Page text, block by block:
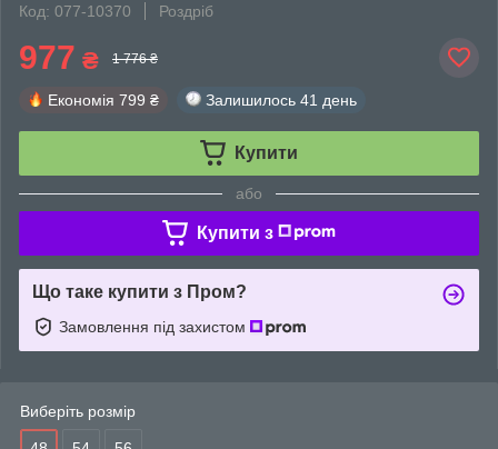
Код: 077-10370
Роздріб
977 ₴ 1 776 ₴
Економія 799 ₴ Залишилось 41 день
Купити
або
Купити з
Що таке купити з Пром?
Замовлення під захистом
Виберіть розмір